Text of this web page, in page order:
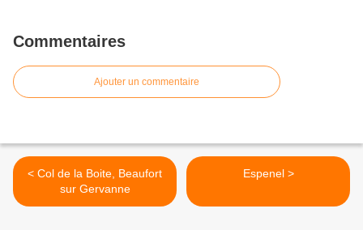
Commentaires
Ajouter un commentaire
< Col de la Boite, Beaufort
sur Gervanne
Espenel >